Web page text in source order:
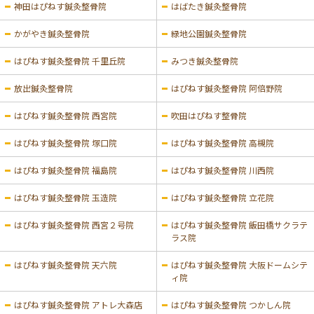
神田はぴねす鍼灸整骨院 はばたき鍼灸整骨院
かがやき鍼灸整骨院 緑地公園鍼灸整骨院
はぴねす鍼灸整骨院 千里丘院 みつき鍼灸整骨院
放出鍼灸整骨院 はぴねす鍼灸整骨院 阿倍野院
はぴねす鍼灸整骨院 西宮院 吹田はぴねす整骨院
はぴねす鍼灸整骨院 塚口院 はぴねす鍼灸整骨院 高槻院
はぴねす鍼灸整骨院 福島院 はぴねす鍼灸整骨院 川西院
はぴねす鍼灸整骨院 玉造院 はぴねす鍼灸整骨院 立花院
はぴねす鍼灸整骨院 西宮２号院
はぴねす鍼灸整骨院 飯田橋サクラテ
ラス院
はぴねす鍼灸整骨院 天六院
はぴねす鍼灸整骨院 大阪ドームシテ
ィ院
はぴねす鍼灸整骨院 アトレ大森店 はぴねす鍼灸整骨院 つかしん院